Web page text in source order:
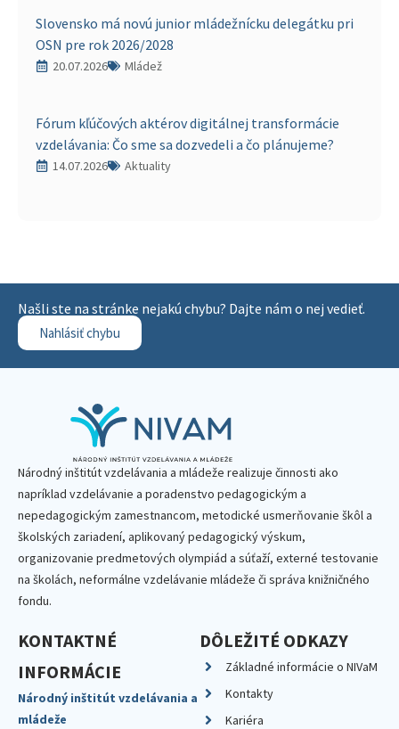
Slovensko má novú junior mládežnícku delegátku pri
OSN pre rok 2026/2028
20.07.2026 Mládež
Fórum kľúčových aktérov digitálnej transformácie
vzdelávania: Čo sme sa dozvedeli a čo plánujeme?
14.07.2026 Aktuality
Našli ste na stránke nejakú chybu? Dajte nám o nej vedieť.
Nahlásiť chybu
Národný inštitút vzdelávania a mládeže realizuje činnosti ako
napríklad vzdelávanie a poradenstvo pedagogickým a
nepedagogickým zamestnancom, metodické usmerňovanie škôl a
školských zariadení, aplikovaný pedagogický výskum,
organizovanie predmetových olympiád a súťaží, externé testovanie
na školách, neformálne vzdelávanie mládeže či správa knižničného
fondu.
KONTAKTNÉ
INFORMÁCIE
Národný inštitút vzdelávania a
mládeže
DÔLEŽITÉ ODKAZY
Základné informácie o NIVaM
Kontakty
Kariéra